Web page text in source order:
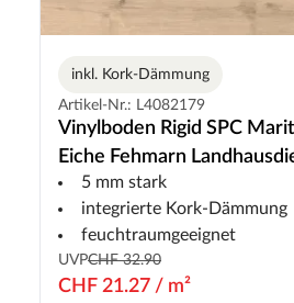
inkl. Kork-Dämmung
Artikel-Nr.: L4082179
Vinylboden Rigid SPC
Eiche Fehmarn
5 mm stark
integrierte Kork-Dämmung
feuchtraumgeeignet
UVPCHF 32.90
CHF 21.27 / m²